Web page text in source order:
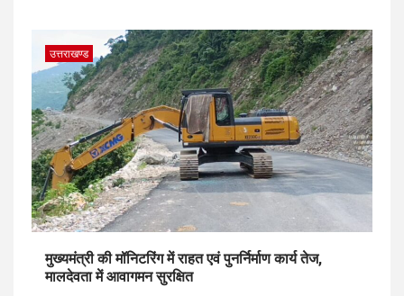
उत्तराखण्ड
मुख्यमंत्री की मॉनिटरिंग में राहत एवं पुनर्निर्माण कार्य तेज,
मालदेवता में आवागमन सुरक्षित